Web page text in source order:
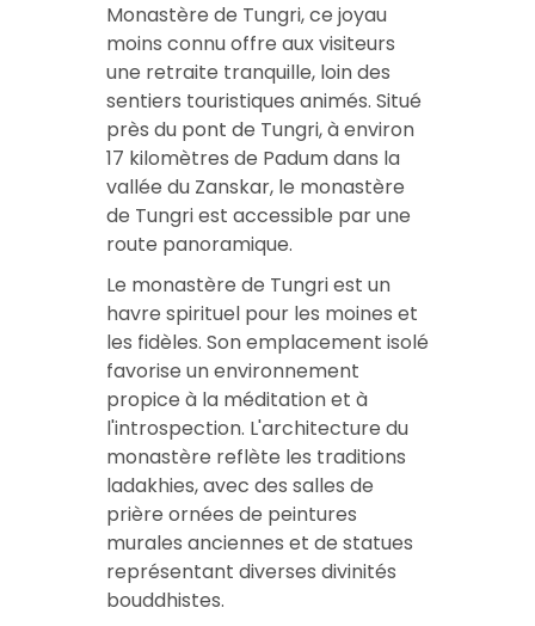
Monastère de Tungri, ce joyau
moins connu offre aux visiteurs
une retraite tranquille, loin des
sentiers touristiques animés. Situé
près du pont de Tungri, à environ
17 kilomètres de Padum dans la
vallée du Zanskar, le monastère
de Tungri est accessible par une
route panoramique.
Le monastère de Tungri est un
havre spirituel pour les moines et
les fidèles. Son emplacement isolé
favorise un environnement
propice à la méditation et à
l'introspection. L'architecture du
monastère reflète les traditions
ladakhies, avec des salles de
prière ornées de peintures
murales anciennes et de statues
représentant diverses divinités
bouddhistes.